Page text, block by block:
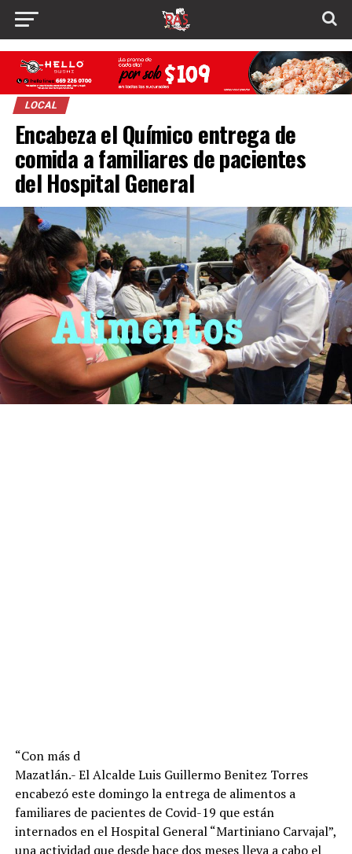
LOCAL
Encabeza el Químico entrega de
comida a familiares de pacientes
del Hospital General
“Con más d
Mazatlán.- El Alcalde Luis Guillermo Benitez Torres
encabezó este domingo la entrega de alimentos a
familiares de pacientes de Covid-19 que están
internados en el Hospital General “Martiniano Carvajal”,
una actividad que desde hace dos meses lleva a cabo el